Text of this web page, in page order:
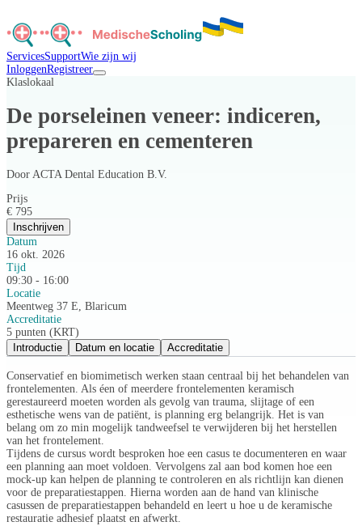
ServicesSupportWie zijn wij
InloggenRegistreer
Klaslokaal
De porseleinen veneer: indiceren,
prepareren en cementeren
Door ACTA Dental Education B.V.
Prijs
€ 795
Inschrijven
Datum
16 okt. 2026
Tijd
09:30 - 16:00
Locatie
Meentweg 37 E, Blaricum
Accreditatie
5 punten (KRT)
Introductie
Datum en locatie Accreditatie
Conservatief en biomimetisch werken staan centraal bij het behandelen van
frontelementen. Als éen of meerdere frontelementen keramisch
gerestaureerd moeten worden als gevolg van trauma, slijtage of een
esthetische wens van de patiënt, is planning erg belangrijk. Het is van
belang om zo min mogelijk tandweefsel te verwijderen bij het herstellen
van het frontelement.
Tijdens de cursus wordt besproken hoe een casus te documenteren en waar
een planning aan moet voldoen. Vervolgens zal aan bod komen hoe een
mock-up kan helpen de planning te controleren en als richtlijn kan dienen
voor de preparatiestappen. Hierna worden aan de hand van klinische
casussen de preparatiestappen behandeld en leert u hoe u de keramische
restauratie adhesief plaatst en afwerkt.